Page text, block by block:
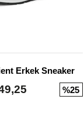
Erkek Sneaker
%25